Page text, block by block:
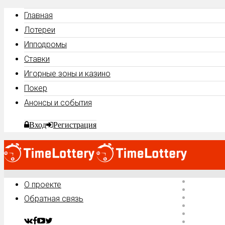
Главная
Лотереи
Ипподромы
Ставки
Игорные зоны и казино
Покер
Анонсы и события
Вход Регистрация
О проекте
Обратная связь